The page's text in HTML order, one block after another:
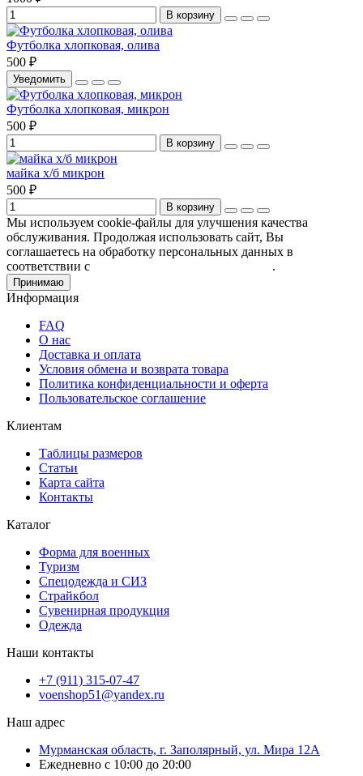
В корзину
Футболка хлопковая, олива
500 ₽
Уведомить
Футболка хлопковая, микрон
500 ₽
В корзину
майка х/б микрон
500 ₽
В корзину
Мы используем cookie-файлы для улучшения качества
обслуживания. Продолжая использовать сайт, Вы
соглашаетесь на обработку персональных данных в
соответствии с
.
Принимаю
Информация
FAQ
О нас
Доставка и оплата
Условия обмена и возврата товара
Политика конфиденциальности и оферта
Пользовательское соглашение
Клиентам
Таблицы размеров
Статьи
Карта сайта
Контакты
Каталог
Форма для военных
Туризм
Спецодежда и СИЗ
Страйкбол
Сувенирная продукция
Одежда
Наши контакты
+7 (911) 315-07-47
voenshop51@yandex.ru
Наш адрес
Мурманская область, г. Заполярный, ул. Мира 12А
Ежедневно с 10:00 до 20:00